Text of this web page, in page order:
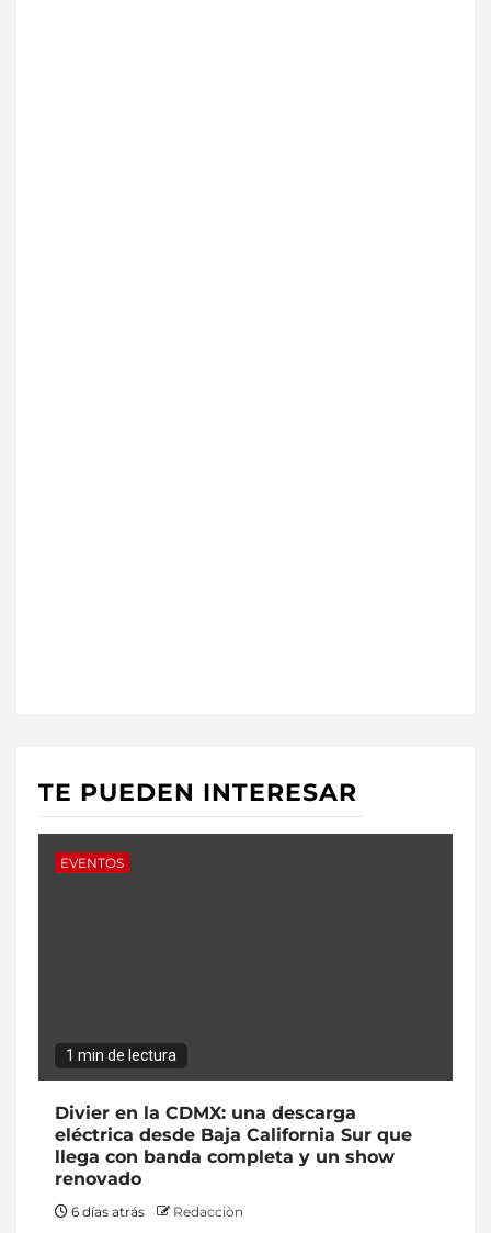
TE PUEDEN INTERESAR
EVENTOS
1 min de lectura
Divier en la CDMX: una descarga
eléctrica desde Baja California Sur que
llega con banda completa y un show
renovado
6 días atrás Redacciòn